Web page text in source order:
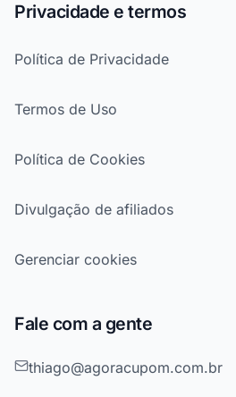
Privacidade e termos
Política de Privacidade
Termos de Uso
Política de Cookies
Divulgação de afiliados
Gerenciar cookies
Fale com a gente
thiago@agoracupom.com.br